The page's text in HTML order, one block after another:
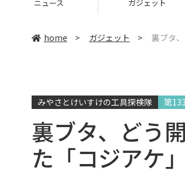
ニュース ガジェット
home > ガジェット > 裏ブタ
みやさとけいすけの工具探検隊 第
裏ブタ、どう
た「コジアケ」